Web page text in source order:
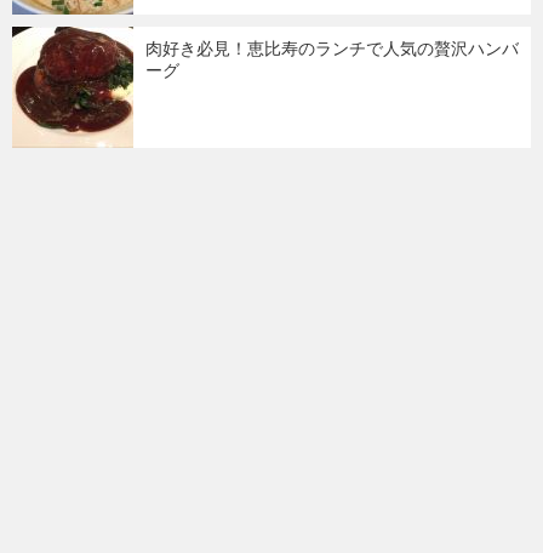
肉好き必見！恵比寿のランチで人気の贅沢ハンバ
ーグ